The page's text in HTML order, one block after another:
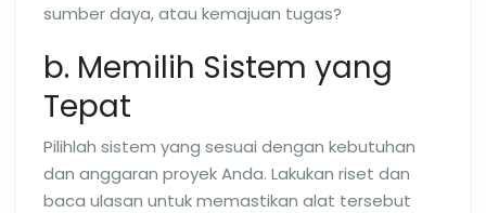
sumber daya, atau kemajuan tugas?
b. Memilih Sistem yang
Tepat
Pilihlah sistem yang sesuai dengan kebutuhan
dan anggaran proyek Anda. Lakukan riset dan
baca ulasan untuk memastikan alat tersebut